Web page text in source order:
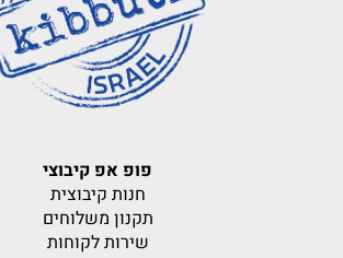
פופ אפ קיבוצי
חנות קיבוצית
תקנון משלוחים
שירות לקוחות